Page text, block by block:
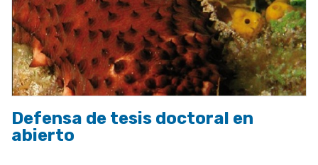
Defensa de tesis doctoral en
abierto